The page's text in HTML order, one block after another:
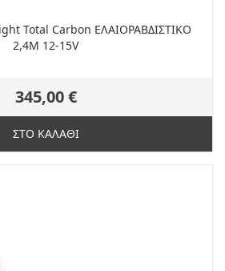
Total Carbon ΕΛΑΙΟΡΑΒΔΙΣΤΙΚΟ
2,4Μ 12-15V
345,00 €
ΣΤΟ ΚΑΛΑΘΙ